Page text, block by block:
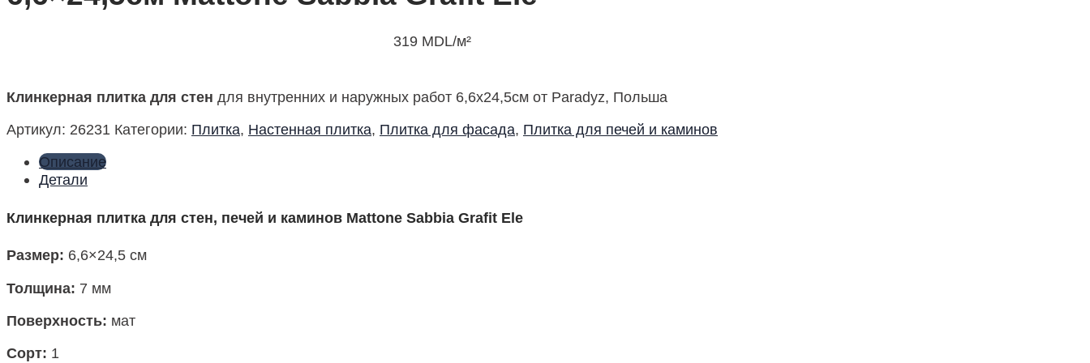
319 MDL/м²
Клинкерная плитка для стен для внутренних и наружных работ 6,6х24,5см от Paradyz, Польша
Артикул: 26231 Категории: Плитка, Настенная плитка, Плитка для фасада, Плитка для печей и каминов
Описание
Детали
Клинкерная плитка для стен, печей и каминов Mattone Sabbia Grafit Ele
Размер: 6,6×24,5 см
Толщина: 7 мм
Поверхность: мат
Сорт: 1